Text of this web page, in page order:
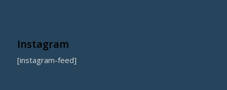
Instagram
[instagram-feed]